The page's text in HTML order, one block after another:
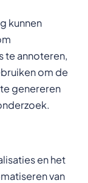
kunnen
te annoteren,
om de
genereren
en het
van